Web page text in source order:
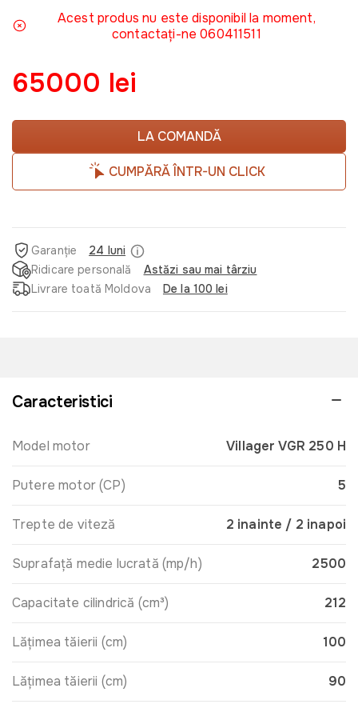
Acest produs nu este disponibil la moment,
contactați-ne 060411511
65000 lei
LA COMANDĂ
CUMPĂRĂ ÎNTR-UN CLICK
Garanție
24 luni
Ridicare personală
Astăzi sau mai târziu
Livrare toată Moldova
De la 100 lei
Caracteristici
Model motor Villager VGR 250 H
Putere motor (CP) 5
Trepte de viteză 2 inainte / 2 inapoi
Suprafață medie lucrată (mp/h) 2500
Capacitate cilindrică (cm³) 212
Lățimea tăierii (cm) 100
Lățimea tăierii (cm) 90